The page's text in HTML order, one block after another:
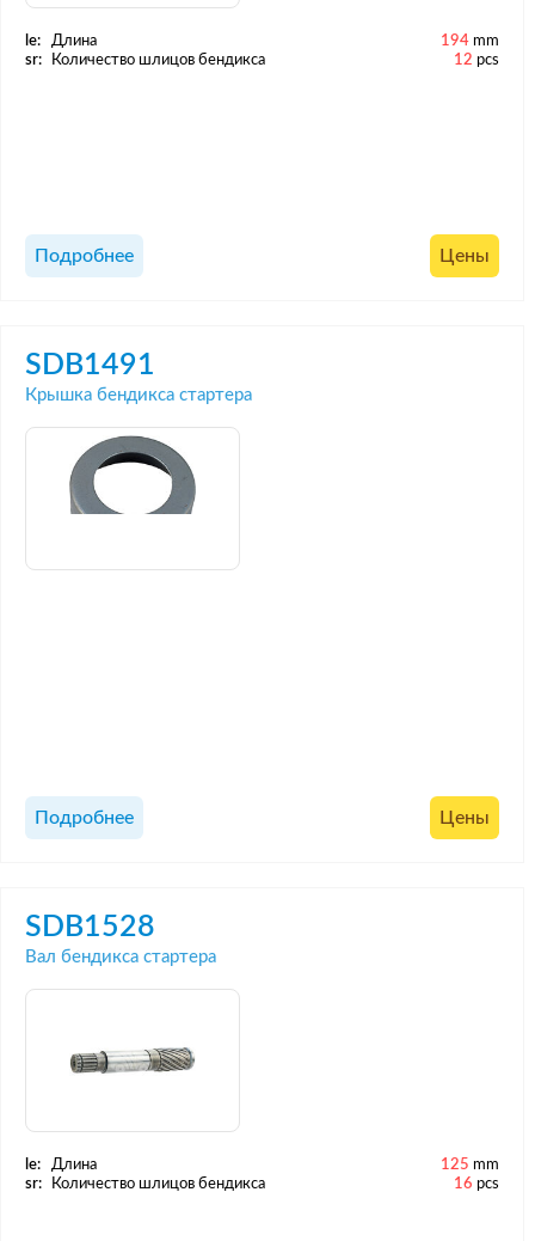
le: Длина 194 mm
sr:
Количество шлицов бендикса 12 pcs
Подробнее Цены
SDB1491
Крышка бендикса стартера
Подробнее Цены
SDB1528
Вал бендикса стартера
le: Длина 125 mm
sr:
Количество шлицов бендикса 16 pcs